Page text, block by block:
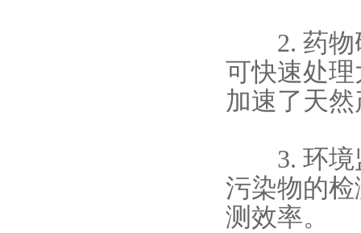
2. 药物
可快速处
加速了天
3. 环境
污染物的
测效率。